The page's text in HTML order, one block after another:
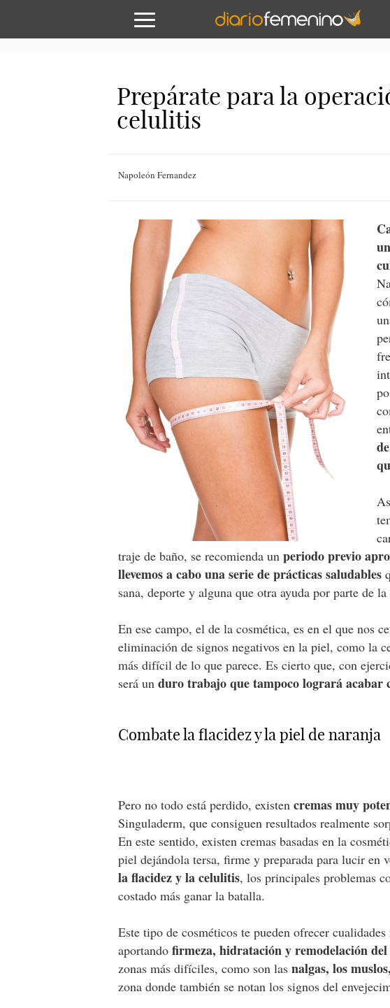
Prepárate para la
celulitis
Napoleón Fernandez
traje de baño, se recomienda unperiodo previo
llevemos a cabo una serie de prácticas saludables
sana, deporte y alguna que otra ayuda por parte de la
En ese campo, el de la cosmética, es en el que nos
eliminación de signos negativos en la piel, como la
más difícil de lo que parece. Es cierto que, con
será unduro trabajo que tampoco logrará acabar
Combate la flacidez y la piel de naranja
Pero no todo está perdido, existencremas muy
Singuladerm, que consiguen resultados realmente
En este sentido, existen cremas basadas en la
piel dejándola tersa, firme y preparada para lucir en
la flacidez y la celulitis, los principales problemas
costado más ganar la batalla.
Este tipo de cosméticos te pueden ofrecer
aportandofirmeza, hidratación y remodelación
zonas más difíciles, como son lasnalgas, los
zona donde también se notan los signos del